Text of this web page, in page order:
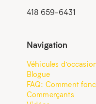
418 659-6431
Navigation
Véhicules
Blogue
FAQ: Comment
Commerçants